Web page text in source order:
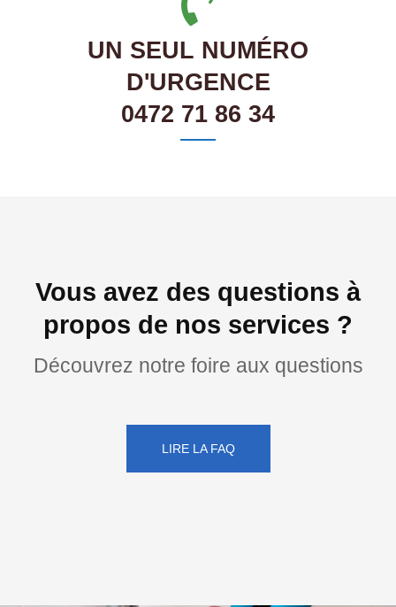
UN SEUL NUMÉRO
D'URGENCE
0472 71 86 34
Vous avez des questions à
propos de nos services ?
Découvrez notre foire aux questions
LIRE LA FAQ